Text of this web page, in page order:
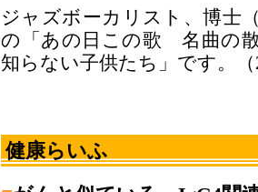
ジャズボーカリスト、博士
の「あの日この歌 名曲の
知らない子供たち」です。
健康らいふ